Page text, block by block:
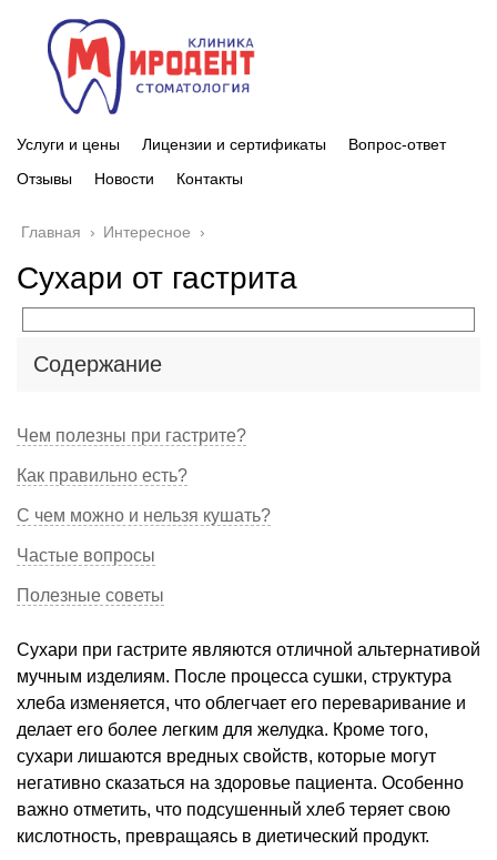
Услуги и цены Лицензии и сертификаты
Вопрос-ответ
Отзывы
Новости Контакты
Главная › Интересное ›
Сухари от гастрита
Содержание
Чем полезны при гастрите?
Как правильно есть?
С чем можно и нельзя кушать?
Частые вопросы
Полезные советы
Сухари при гастрите являются отличной альтернативой
мучным изделиям. После процесса сушки, структура
хлеба изменяется, что облегчает его переваривание и
делает его более легким для желудка. Кроме того,
сухари лишаются вредных свойств, которые могут
негативно сказаться на здоровье пациента. Особенно
важно отметить, что подсушенный хлеб теряет свою
кислотность, превращаясь в диетический продукт.